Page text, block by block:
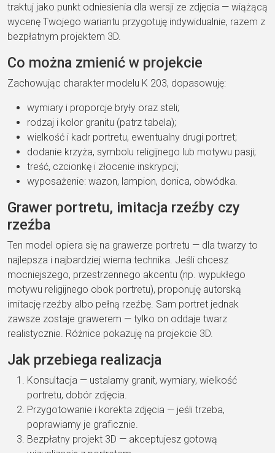
traktuj jako punkt odniesienia dla wersji ze zdjęcia — wiążącą
wycenę Twojego wariantu przygotuję indywidualnie, razem z
bezpłatnym projektem 3D.
Co można zmienić w projekcie
Zachowując charakter modelu K 203, dopasowuję:
wymiary i proporcje bryły oraz steli;
rodzaj i kolor granitu (patrz tabela);
wielkość i kadr portretu, ewentualny drugi portret;
dodanie krzyża, symbolu religijnego lub motywu pasji;
treść, czcionkę i złocenie inskrypcji;
wyposażenie: wazon, lampion, donica, obwódka.
Grawer portretu, imitacja rzeźby czy
rzeźba
Ten model opiera się na grawerze portretu — dla twarzy to
najlepsza i najbardziej wierna technika. Jeśli chcesz
mocniejszego, przestrzennego akcentu (np. wypukłego
motywu religijnego obok portretu), proponuję autorską
imitację rzeźby albo pełną rzeźbę . Sam portret jednak
zawsze zostaje grawerem — tylko on oddaje twarz
realistycznie. Różnice pokazuję na projekcie 3D.
Jak przebiega realizacja
Konsultacja — ustalamy granit, wymiary, wielkość
portretu, dobór zdjęcia.
Przygotowanie i korekta zdjęcia — jeśli trzeba,
poprawiamy je graficznie.
Bezpłatny projekt 3D — akceptujesz gotową